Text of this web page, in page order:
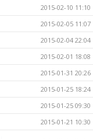
2015-02-10 11:10
2015-02-05 11:07
2015-02-04 22:04
2015-02-01 18:08
2015-01-31 20:26
2015-01-25 18:24
2015-01-25 09:30
2015-01-21 10:30